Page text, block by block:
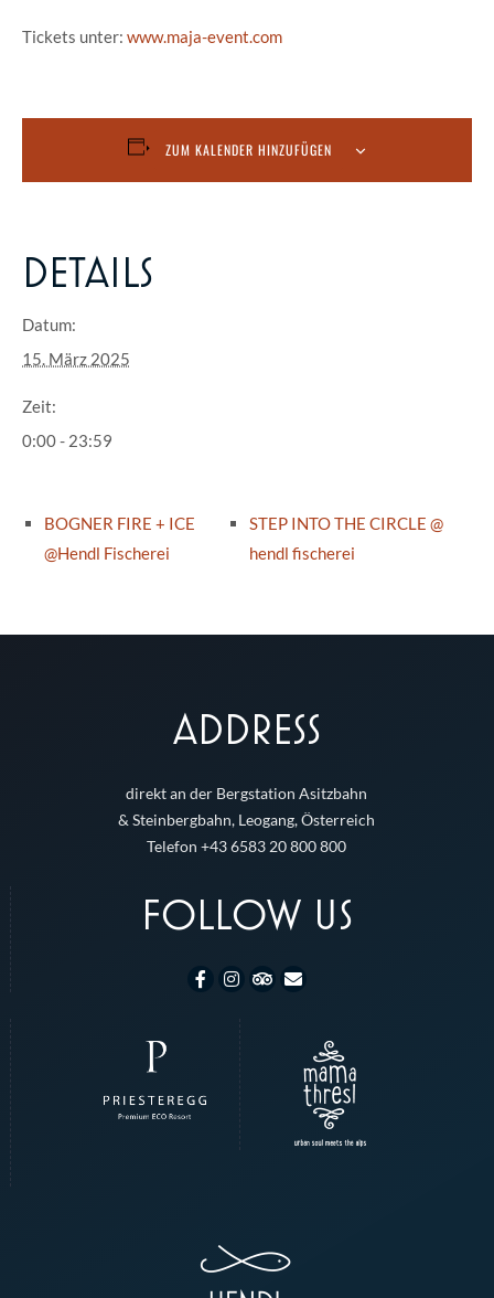
Tickets unter: www.maja-event.com
ZUM KALENDER HINZUFÜGEN
DETAILS
Datum:
15. März 2025
Zeit:
0:00 - 23:59
BOGNER FIRE + ICE
@Hendl Fischerei
STEP INTO THE CIRCLE @
hendl fischerei
ADDRESS
direkt an der Bergstation Asitzbahn
& Steinbergbahn, Leogang, Österreich
Telefon +43 6583 20 800 800
FOLLOW US